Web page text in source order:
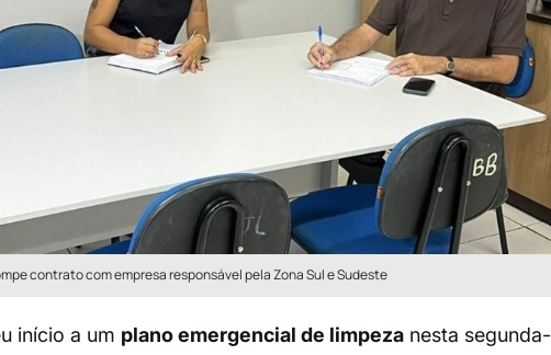
contrato com empresa responsável pela Zona Sul e Sudeste
início a um plano emergencial de limpezanesta segunda-